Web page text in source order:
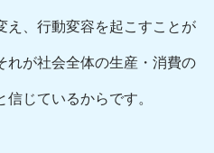
え、行動変容を起こすことが
れが社会全体の生産・消費の
じているからです。